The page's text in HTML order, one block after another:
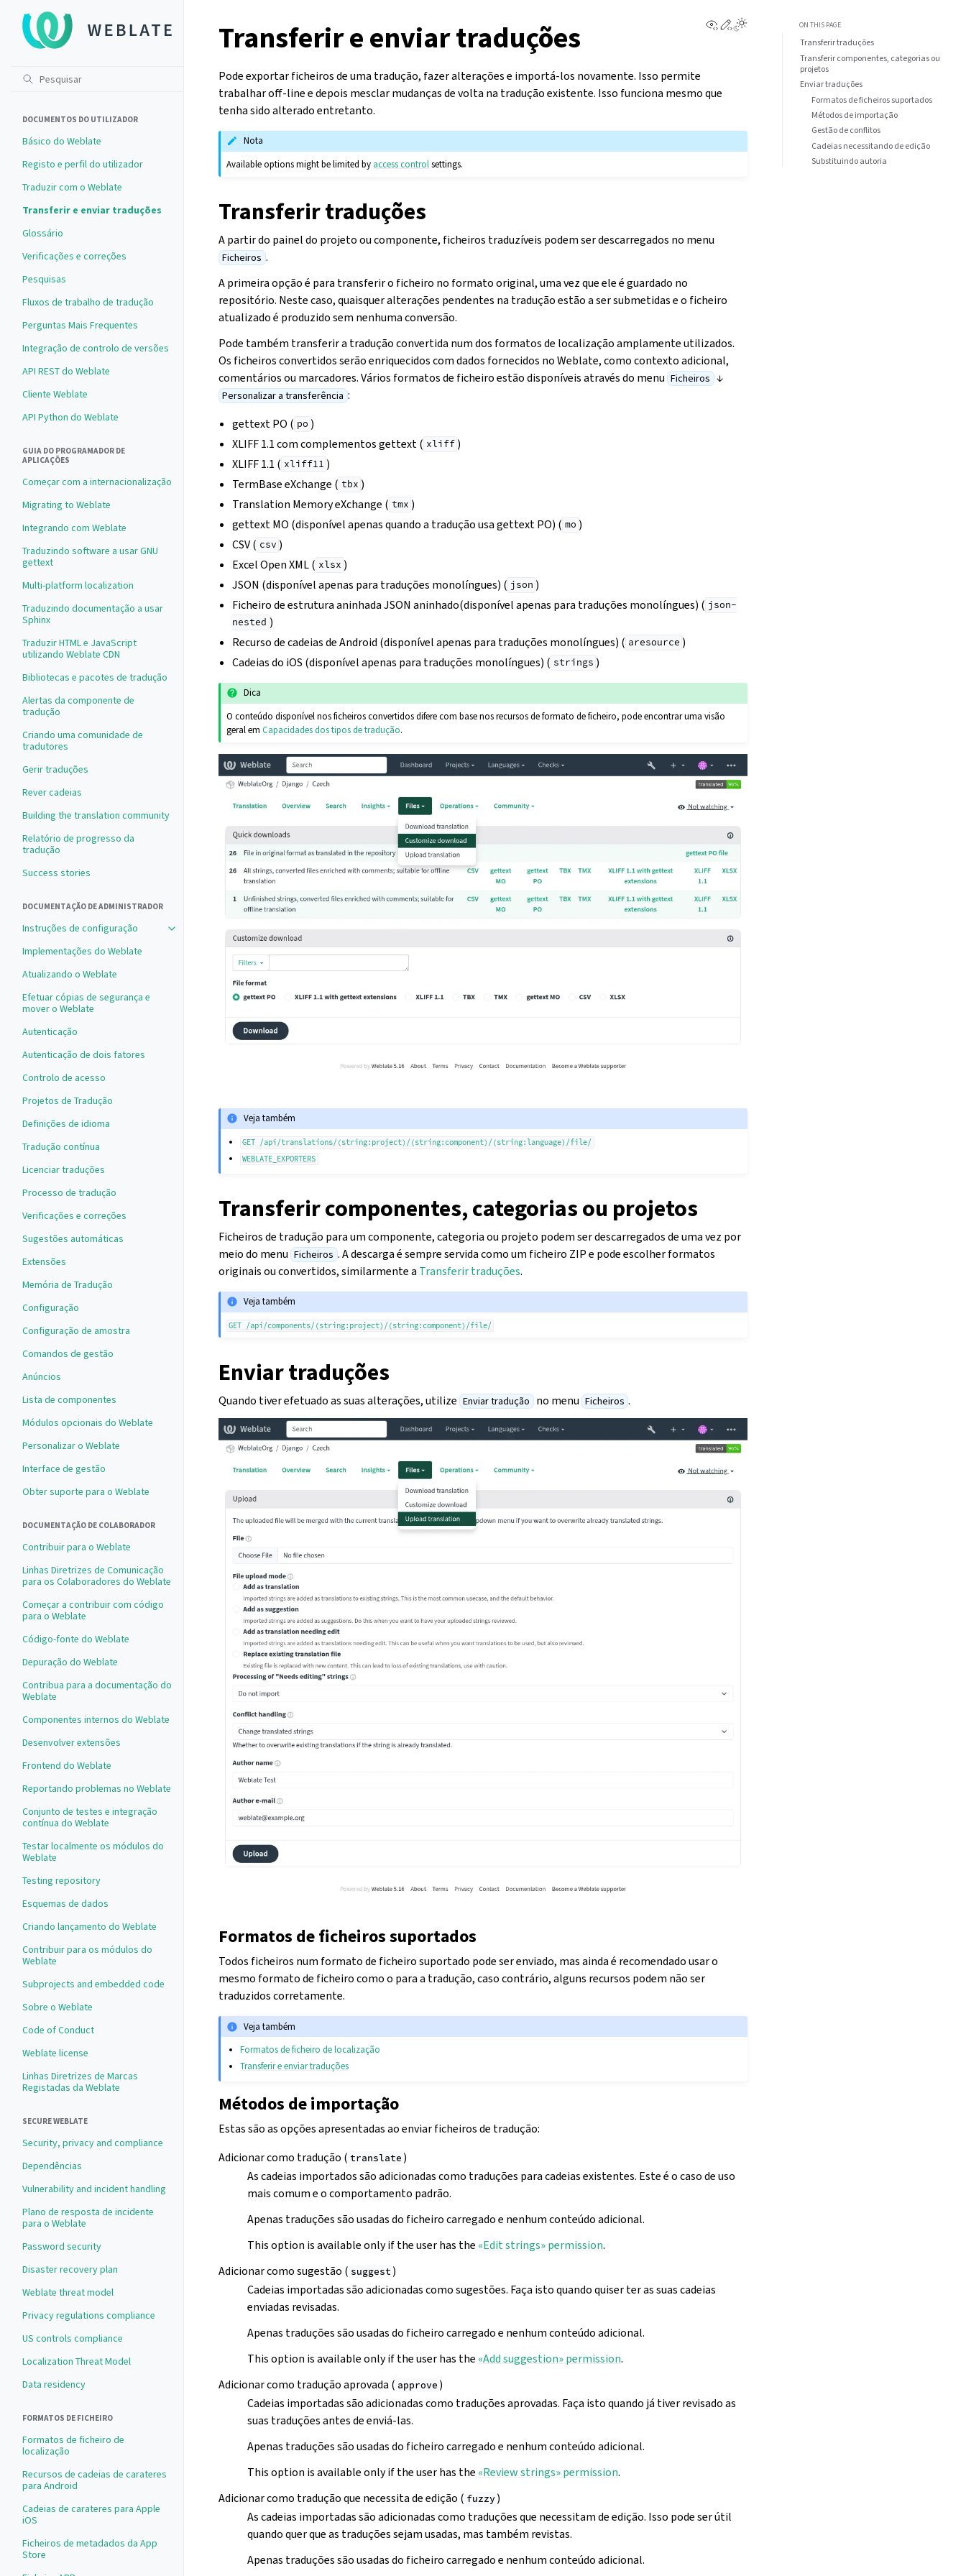
DOCUMENTOS DO UTILIZADOR
Básico do Weblate
Registo e perfil do utilizador
Traduzir com o Weblate
Transferir e enviar traduções
Glossário
Verificações e correções
Pesquisas
Fluxos de trabalho de tradução
Perguntas Mais Frequentes
Integração de controlo de versões
API REST do Weblate
Cliente Weblate
API Python do Weblate
GUIA DO PROGRAMADOR DE
APLICAÇÕES
Começar com a internacionalização
Migrating to Weblate
Integrando com Weblate
Traduzindo software a usar GNU
gettext
Multi-platform localization
Traduzindo documentação a usar
Sphinx
Traduzir HTML e JavaScript
utilizando Weblate CDN
Bibliotecas e pacotes de tradução
Alertas da componente de
tradução
Criando uma comunidade de
tradutores
Gerir traduções
Rever cadeias
Building the translation community
Relatório de progresso da
tradução
Success stories
DOCUMENTAÇÃO DE ADMINISTRADOR
Instruções de configuração
Implementações do Weblate
Atualizando o Weblate
Efetuar cópias de segurança e
mover o Weblate
Autenticação
Autenticação de dois fatores
Controlo de acesso
Projetos de Tradução
Definições de idioma
Tradução contínua
Licenciar traduções
Processo de tradução
Verificações e correções
Sugestões automáticas
Extensões
Memória de Tradução
Configuração
Configuração de amostra
Comandos de gestão
Anúncios
Lista de componentes
Módulos opcionais do Weblate
Personalizar o Weblate
Interface de gestão
Obter suporte para o Weblate
DOCUMENTAÇÃO DE COLABORADOR
Contribuir para o Weblate
Linhas Diretrizes de Comunicação
para os Colaboradores do Weblate
Começar a contribuir com código
para o Weblate
Código-fonte do Weblate
Depuração do Weblate
Contribua para a documentação do
Weblate
Componentes internos do Weblate
Desenvolver extensões
Frontend do Weblate
Reportando problemas no Weblate
Conjunto de testes e integração
contínua do Weblate
Testar localmente os módulos do
Weblate
Testing repository
Esquemas de dados
Criando lançamento do Weblate
Contribuir para os módulos do
Weblate
Subprojects and embedded code
Sobre o Weblate
Code of Conduct
Weblate license
Linhas Diretrizes de Marcas
Registadas da Weblate
SECURE WEBLATE
Security, privacy and compliance
Dependências
Vulnerability and incident handling
Plano de resposta de incidente
para o Weblate
Password security
Disaster recovery plan
Weblate threat model
Privacy regulations compliance
US controls compliance
Localization Threat Model
Data residency
FORMATOS DE FICHEIRO
Formatos de ficheiro de
localização
Recursos de cadeias de carateres
para Android
Cadeias de carateres para Apple
iOS
Ficheiros de metadados da App
Store
View this page
Edit this page
Transferir e enviar traduções
Pode exportar ficheiros de uma tradução, fazer alterações e importá-los novamente. Isso permite
trabalhar off-line e depois mesclar mudanças de volta na tradução existente. Isso funciona mesmo que
tenha sido alterado entretanto.
Nota
Available options might be limited by access controlsettings.
Transferir traduções
A partir do painel do projeto ou componente, ficheiros traduzíveis podem ser descarregados no menu
Ficheiros .
A primeira opção é para transferir o ficheiro no formato original, uma vez que ele é guardado no
repositório. Neste caso, quaisquer alterações pendentes na tradução estão a ser submetidas e o ficheiro
atualizado é produzido sem nenhuma conversão.
Pode também transferir a tradução convertida num dos formatos de localização amplamente utilizados.
Os ficheiros convertidos serão enriquecidos com dados fornecidos no Weblate, como contexto adicional,
comentários ou marcadores. Vários formatos de ficheiro estão disponíveis através do menu Ficheiros ↓
Personalizar a transferência :
gettext PO ( po )
XLIFF 1.1 com complementos gettext ( xliff )
XLIFF 1.1 ( xliff11 )
TermBase eXchange ( tbx )
Translation Memory eXchange ( tmx )
gettext MO (disponível apenas quando a tradução usa gettext PO) ( mo )
CSV ( csv )
Excel Open XML ( xlsx )
JSON (disponível apenas para traduções monolíngues) ( json )
Ficheiro de estrutura aninhada JSON aninhado(disponível apenas para traduções monolíngues) ( json-
nested )
Recurso de cadeias de Android (disponível apenas para traduções monolíngues) ( aresource )
Cadeias do iOS (disponível apenas para traduções monolíngues) ( strings )
Dica
O conteúdo disponível nos ficheiros convertidos difere com base nos recursos de formato de ficheiro, pode encontrar uma visão
geral emCapacidades dos tipos de tradução.
Veja também
GET /api/translations/(string:project)/(string:component)/(string:language)/file/
WEBLATE_EXPORTERS
Transferir componentes, categorias ou projetos
Ficheiros de tradução para um componente, categoria ou projeto podem ser descarregados de uma vez por
meio do menu Ficheiros . A descarga é sempre servida como um ficheiro ZIP e pode escolher formatos
originais ou convertidos, similarmente a Transferir traduções.
Veja também
GET /api/components/(string:project)/(string:component)/file/
Enviar traduções
Quando tiver efetuado as suas alterações, utilize Enviar tradução no menu Ficheiros .
Formatos de ficheiros suportados
Todos ficheiros num formato de ficheiro suportado pode ser enviado, mas ainda é recomendado usar o
mesmo formato de ficheiro como o para a tradução, caso contrário, alguns recursos podem não ser
traduzidos corretamente.
Veja também
Formatos de ficheiro de localização
Transferir e enviar traduções
Métodos de importação
Estas são as opções apresentadas ao enviar ficheiros de tradução:
Adicionar como tradução ( translate )
As cadeias importados são adicionadas como traduções para cadeias existentes. Este é o caso de uso
mais comum e o comportamento padrão.
Apenas traduções são usadas do ficheiro carregado e nenhum conteúdo adicional.
This option is available only if the user has the «Edit strings» permission.
Adicionar como sugestão ( suggest )
Cadeias importadas são adicionadas como sugestões. Faça isto quando quiser ter as suas cadeias
enviadas revisadas.
Apenas traduções são usadas do ficheiro carregado e nenhum conteúdo adicional.
This option is available only if the user has the «Add suggestion» permission.
Adicionar como tradução aprovada ( approve )
Cadeias importadas são adicionadas como traduções aprovadas. Faça isto quando já tiver revisado as
suas traduções antes de enviá-las.
Apenas traduções são usadas do ficheiro carregado e nenhum conteúdo adicional.
This option is available only if the user has the «Review strings» permission.
Adicionar como tradução que necessita de edição ( fuzzy )
As cadeias importadas são adicionadas como traduções que necessitam de edição. Isso pode ser útil
quando quer que as traduções sejam usadas, mas também revistas.
Apenas traduções são usadas do ficheiro carregado e nenhum conteúdo adicional.
ON THIS PAGE
Transferir traduções
Transferir componentes, categorias ou
projetos
Enviar traduções
Formatos de ficheiros suportados
Métodos de importação
Gestão de conflitos
Cadeias necessitando de edição
Substituindo autoria